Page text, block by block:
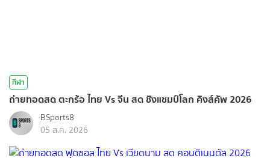
กีฬา
ถ่ายทอดสด ตะกร้อ ไทย Vs จีน สด ชิงแชมป์โลก คิงส์คัพ 2026
BSports8
05 ส.ค. 2026